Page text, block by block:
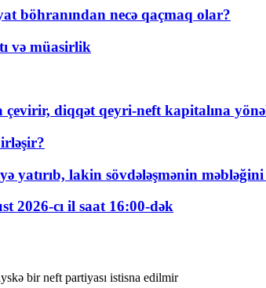
böhranından necə qaçmaq olar?
və müasirlik
diqqət qeyri-neft kapitalına
yatırıb, lakin sövdələşmənin məbləğini
2026-cı il saat 16:00-dək
bir neft partiyası istisna edilmir